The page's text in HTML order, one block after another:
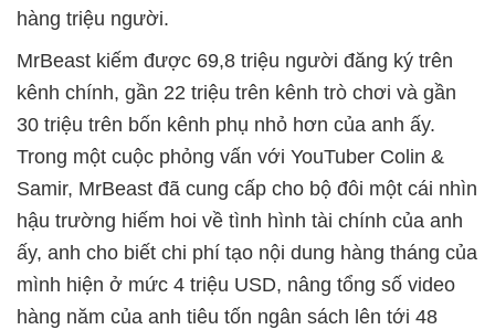
hàng triệu người.
MrBeast kiếm được 69,8 triệu người đăng ký trên
kênh chính, gần 22 triệu trên kênh trò chơi và gần
30 triệu trên bốn kênh phụ nhỏ hơn của anh ấy.
Trong một cuộc phỏng vấn với YouTuber Colin &
Samir, MrBeast đã cung cấp cho bộ đôi một cái nhìn
hậu trường hiếm hoi về tình hình tài chính của anh
ấy, anh cho biết chi phí tạo nội dung hàng tháng của
mình hiện ở mức 4 triệu USD, nâng tổng số video
hàng năm của anh tiêu tốn ngân sách lên tới 48